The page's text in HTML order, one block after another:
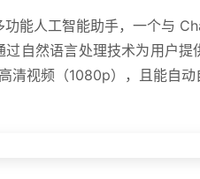
能人工智能助手，一个与
自然语言处理技术为用户
清视频（1080p），且能自